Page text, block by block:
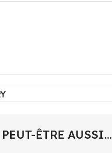
ÊTRE AUSSI…